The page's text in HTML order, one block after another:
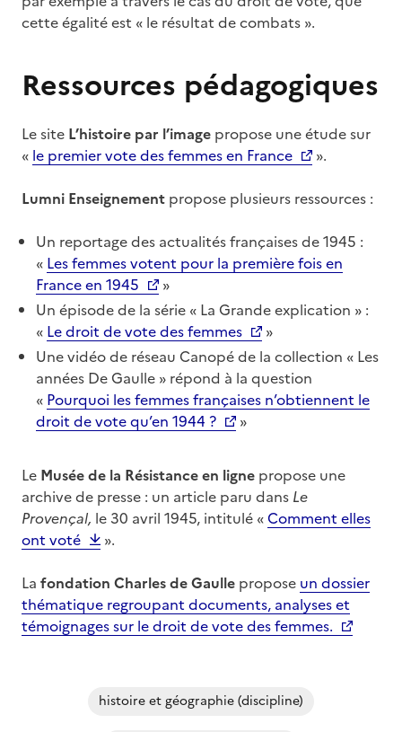
cette égalité est « le résultat de combats ».
Ressources pédagogiques
Le site L’histoire par l’image propose une étude sur
« le premier vote des femmes en France
».
Lumni Enseignement propose plusieurs ressources :
Un reportage des actualités françaises de 1945 :
« Les femmes votent pour la première fois en
France en 1945
»
Un épisode de la série « La Grande explication » :
« Le droit de vote des femmes
»
Une vidéo de réseau Canopé de la collection « Les
années De Gaulle » répond à la question
« Pourquoi les femmes françaises n’obtiennent le
droit de vote qu’en 1944 ?
»
Le Musée de la Résistance en ligne propose une
archive de presse : un article paru dans Le
Provençal, le 30 avril 1945, intitulé «Comment elles
ont voté
».
La fondation Charles de Gaulle propose un dossier
thématique regroupant documents, analyses et
témoignages sur le droit de vote des femmes.
histoire et géographie (discipline)